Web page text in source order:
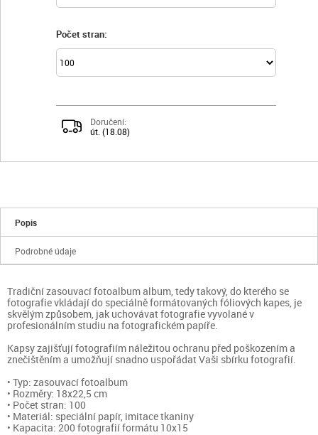
Počet stran:
Doručení:
út. (18.08)
Popis
Podrobné údaje
Tradiční zasouvací fotoalbum album, tedy takový, do kterého se
fotografie vkládají do speciálně formátovaných fóliových kapes, je
skvělým způsobem, jak uchovávat fotografie vyvolané v
profesionálním studiu na fotografickém papíře.
Kapsy zajišťují fotografiím náležitou ochranu před poškozením a
znečištěním a umožňují snadno uspořádat Vaši sbírku fotografií.
• Typ: zasouvací fotoalbum
• Rozměry: 18x22,5 cm
• Počet stran: 100
• Materiál: speciální papír, imitace tkaniny
• Kapacita: 200 fotografií formátu 10x15